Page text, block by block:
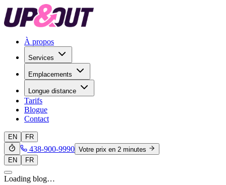
À propos
Services
Emplacements
Longue distance
Tarifs
Blogue
Contact
EN FR
438-900-9990 Votre prix en 2 minutes
EN
FR
Loading blog…